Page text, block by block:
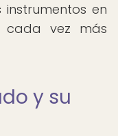
en
cada vez más
y su